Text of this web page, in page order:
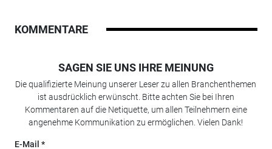
KOMMENTARE
SAGEN SIE UNS IHRE MEINUNG
Die qualifizierte Meinung unserer Leser zu allen Branchenthemen
ist ausdrücklich erwünscht. Bitte achten Sie bei Ihren
Kommentaren auf die Netiquette, um allen Teilnehmern eine
angenehme Kommunikation zu ermöglichen. Vielen Dank!
E-Mail